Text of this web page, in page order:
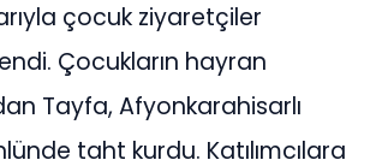
çocuk ziyaretçiler
Çocukların hayran
Tayfa, Afyonkarahisarlı
taht kurdu. Katılımcılara